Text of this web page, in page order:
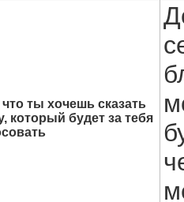
что ты хочешь сказать
который будет за тебя